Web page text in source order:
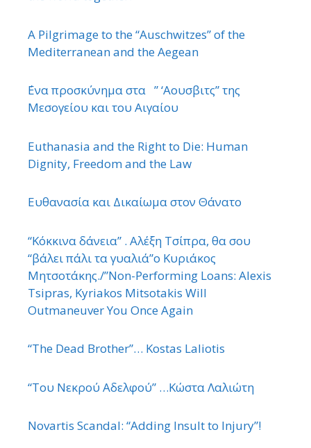
A Pilgrimage to the “Auschwitzes” of the
Mediterranean and the Aegean
΄Ενα προσκύνημα στα ” ‘Αουσβιτς” της
Μεσογείου και του Αιγαίου
Euthanasia and the Right to Die: Human
Dignity, Freedom and the Law
Ευθανασία και Δικαίωμα στον Θάνατο
“Κόκκινα δάνεια” . Αλέξη Τσίπρα, θα σου
“βάλει πάλι τα γυαλιά”ο Κυριάκος
Μητσοτάκης./”Non-Performing Loans: Alexis
Tsipras, Kyriakos Mitsotakis Will
Outmaneuver You Once Again
“The Dead Brother”… Kostas Laliotis
“Του Νεκρού Αδελφού” …Κώστα Λαλιώτη
Novartis Scandal: “Adding Insult to Injury”!